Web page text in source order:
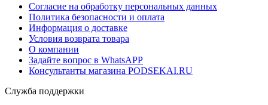
Согласие на обработку персональных данных
Политика безопасности и оплата
Информация о доставке
Условия возврата товара
О компании
Задайте вопрос в WhatsAPP
Консультанты магазина PODSEKAI.RU
Служба поддержки